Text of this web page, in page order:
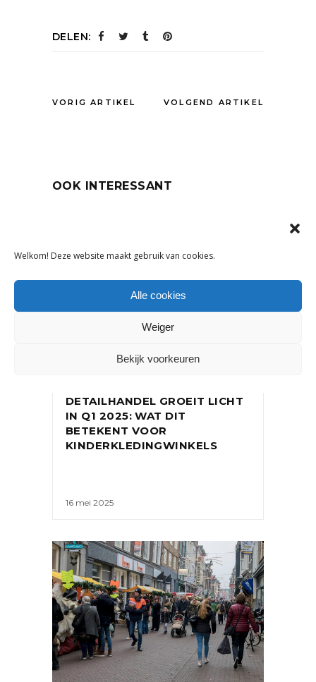
Welkom! Deze website maakt gebruik van cookies.
Alle cookies
Weiger
Bekijk voorkeuren
DELEN:
VORIG ARTIKEL VOLGEND ARTIKEL
OOK INTERESSANT
DETAILHANDEL GROEIT LICHT
IN Q1 2025: WAT DIT
BETEKENT VOOR
KINDERKLEDINGWINKELS
16 mei 2025